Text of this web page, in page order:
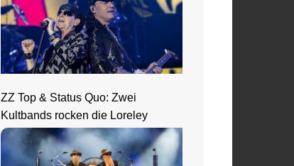
ZZ Top & Status Quo: Zwei
Kultbands rocken die Loreley